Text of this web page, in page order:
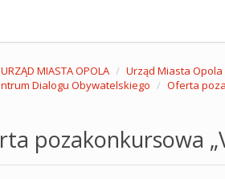
URZĄD MIASTA OPOLA Urząd Miasta Opola
Dialogu Obywatelskiego
Oferta
pozakonkursowa